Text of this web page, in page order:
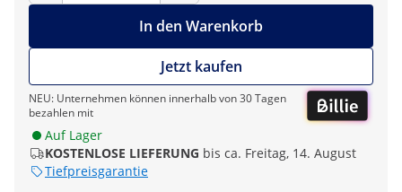
In den Warenkorb
Jetzt kaufen
NEU: Unternehmen können innerhalb von 30 Tagen
bezahlen mit
Auf Lager
KOSTENLOSE LIEFERUNG bis ca. Freitag, 14. August
Tiefpreisgarantie